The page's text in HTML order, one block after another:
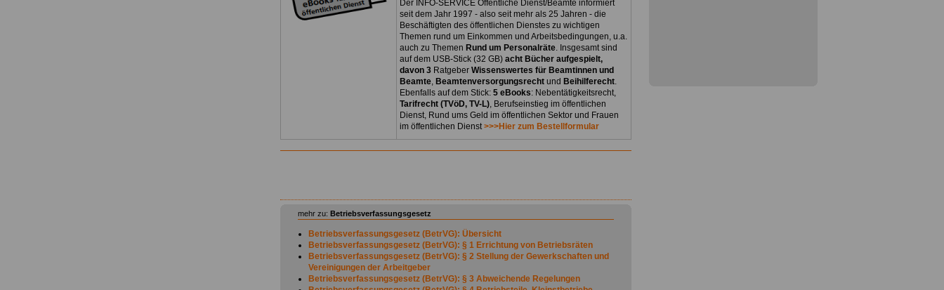
Der INFO-SERVICE Öffentliche Dienst/Beamte informiert
seit dem Jahr 1997 - also seit mehr als 25 Jahren - die
Beschäftigten des öffentlichen Dienstes zu wichtigen
Themen rund um Einkommen und Arbeitsbedingungen, u.a.
auch zu Themen Rund um Personalräte. Insgesamt sind
auf dem USB-Stick (32 GB) acht Bücher aufgespielt,
davon 3 Ratgeber Wissenswertes für Beamtinnen und
Beamte, Beamtenversorgungsrecht und Beihilferecht.
Ebenfalls auf dem Stick: 5 eBooks: Nebentätigkeitsrecht,
Tarifrecht (TVöD, TV-L), Berufseinstieg im öffentlichen
Dienst, Rund ums Geld im öffentlichen Sektor und Frauen
im öffentlichen Dienst>>>Hier zum Bestellformular
mehr zu: Betriebsverfassungsgesetz
Betriebsverfassungsgesetz (BetrVG): Übersicht
Betriebsverfassungsgesetz (BetrVG): § 1 Errichtung von Betriebsräten
Betriebsverfassungsgesetz (BetrVG): § 2 Stellung der Gewerkschaften und
Vereinigungen der Arbeitgeber
Betriebsverfassungsgesetz (BetrVG): § 3 Abweichende Regelungen